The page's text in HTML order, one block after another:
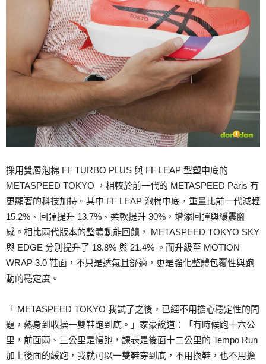
採用雙層泡棉 FF TURBO PLUS 與 FF LEAP 型塑中底的
METASPEED TOKYO ，相較於前一代的 METASPEED Paris 有
更顯著的科技加持。其中 FF LEAP 泡棉中底，重量比前一代減輕
15.2%、回彈提升 13.7%、柔軟提升 30%，增添回彈與緩震腳
感。相比兩代版本的整體動能回饋， METASPEED TOKYO SKY
與 EDGE 分別提升了 18.8% 與 21.4% 。而升級至 MOTION
WRAP 3.0 鞋面，不只是透氣且舒適，更是強化整體包覆性與跑
動的穩定度。
「 METASPEED TOKYO 我試了之後，已經不用擔心穩定性的問
題，熱身到收操一雙鞋跑到底。」家豪說道：「有時候跑十六公
里，前面兩、三公里是慢跑，課表是後面十二公里的 Tempo Run
加上後面的緩跑，我就可以一雙鞋穿到底，不用換鞋，也不用擔